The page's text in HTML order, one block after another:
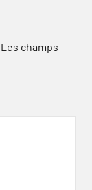
Les champs